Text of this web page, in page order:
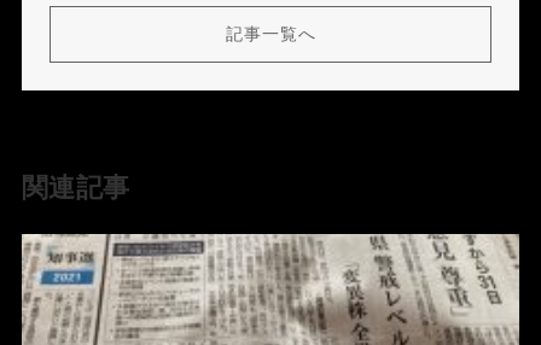
記事一覧へ
関連記事